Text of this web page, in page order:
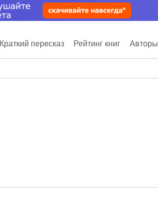
Краткий пересказ Рейтинг книг Авторы